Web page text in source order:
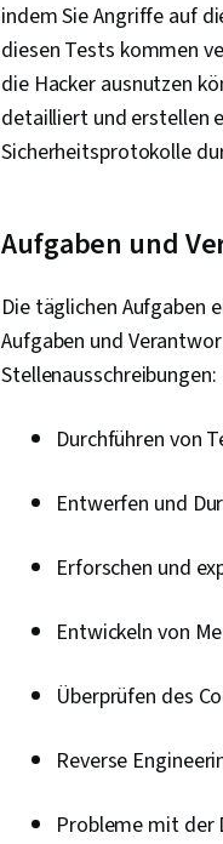
indem Sie Angriffe auf
diesen Tests kommen
die Hacker ausnutzen
detailliert und erstellen
Sicherheitsprotokolle
Aufgaben und
Die täglichen Aufgaben
Aufgaben und
Stellenausschreibungen:
Durchführen von
Entwerfen und
Erforschen und
Entwickeln von
Überprüfen des
Reverse
Probleme mit der